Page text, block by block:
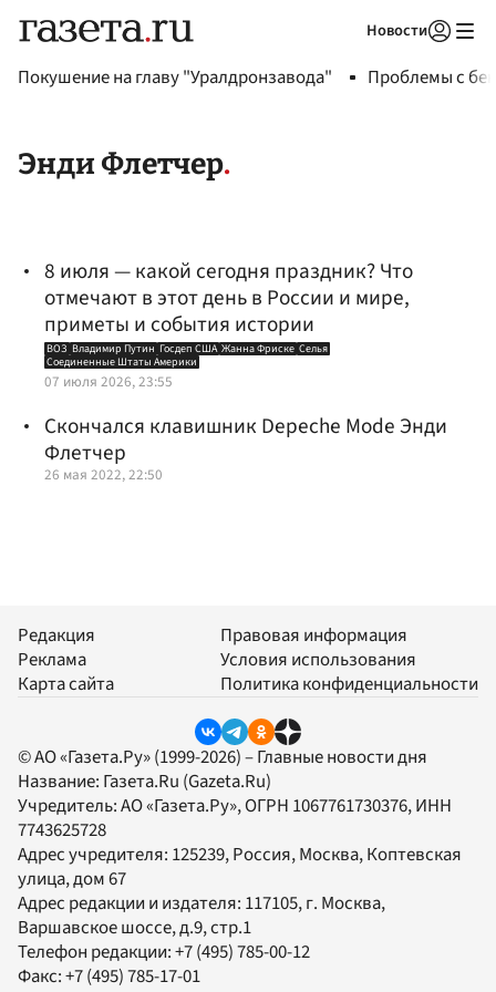
Новости
Покушение на главу "Уралдронзавода" Проблемы с
Энди Флетчер
8 июля — какой сегодня праздник? Что
отмечают в этот день в России и мире,
приметы и события истории
ВОЗ Владимир Путин Госдеп США Жанна Фриске Селья
Соединенные Штаты Америки
07 июля 2026, 23:55
Скончался клавишник Depeche Mode Энди
Флетчер
26 мая 2022, 22:50
Редакция
Реклама
Карта сайта
Правовая информация
Условия использования
Политика конфиденциальности
© АО «Газета.Ру» (1999-2026) – Главные новости дня
Название: Газета.Ru (Gazeta.Ru)
Учредитель:АО «Газета.Ру», ОГРН 1067761730376, ИНН
7743625728
Адрес учредителя: 125239, Россия, Москва, Коптевская
улица, дом 67
Адрес редакции и издателя: 117105, г. Москва,
Варшавское шоссе, д.9, стр.1
Телефон редакции:+7 (495) 785-00-12
Факс:+7 (495) 785-17-01